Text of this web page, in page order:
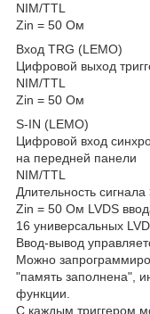
NIM/TTL
Zin = 50 Ом
Вход TRG (LEMO)
Цифровой выход
NIM/TTL
Zin = 50 Ом
S‐IN (LEMO)
Цифровой вход
на передней панели
NIM/TTL
Длительность
Zin = 50 Ом LVDS
16 универсальных
Ввод-вывод
Можно
"память заполнена",
функции.
С каждым триггером